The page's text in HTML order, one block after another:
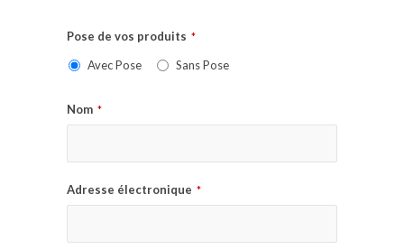
Pose de vos produits *
Avec Pose Sans Pose
Nom *
Adresse électronique *